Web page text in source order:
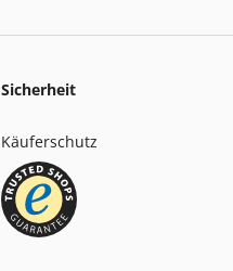
Sicherheit
Käuferschutz